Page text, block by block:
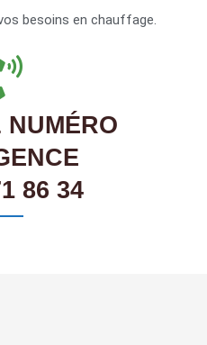
besoins en chauffage.
NUMÉRO
86 34